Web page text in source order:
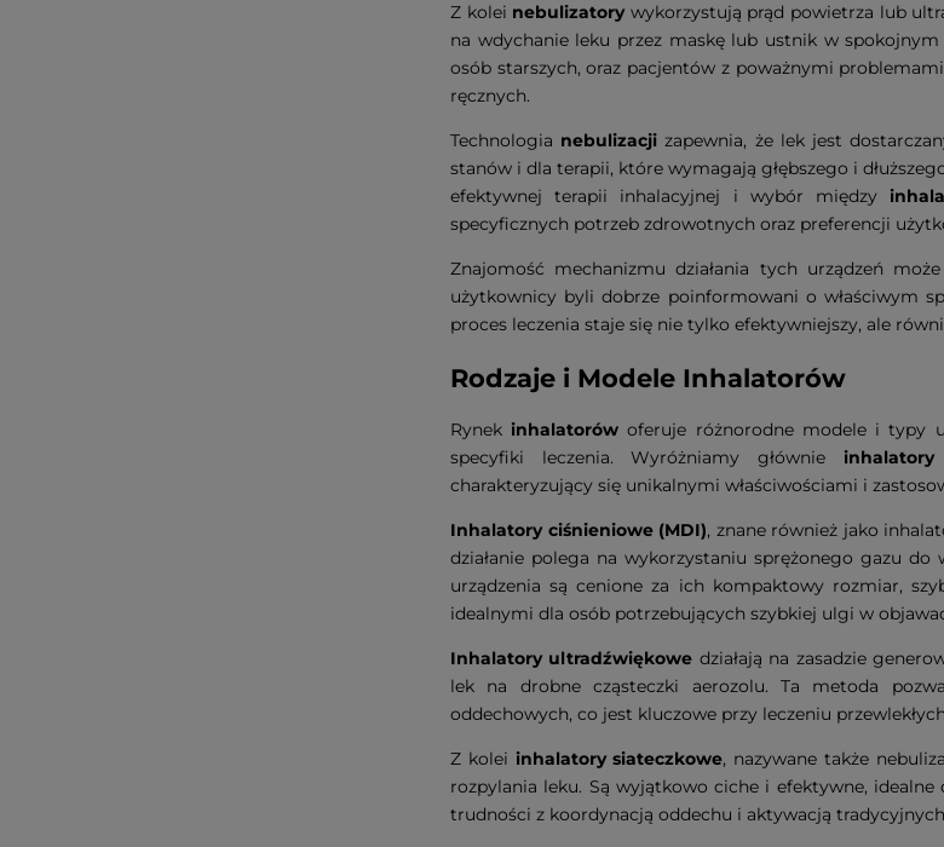
Z kolei nebulizatorywykorzystują prąd powietrza lub
na wdychanie leku przez maskę lub ustnik w
osób starszych, oraz pacjentów z poważnymi
ręcznych.
Technologia nebulizacji zapewnia, że lek jest
stanów i dla terapii, które wymagają głębszego i
efektywnej terapii inhalacyjnej i wybór między
specyficznych potrzeb zdrowotnych oraz preferencji
Znajomość mechanizmu działania tych urządzeń
użytkownicy byli dobrze poinformowani o właściwym
proces leczenia staje się nie tylko efektywniejszy, ale
Rodzaje i Modele Inhalatorów
Rynek inhalatorów oferuje różnorodne modele i typy
specyfiki leczenia. Wyróżniamy głównie inhalatory
charakteryzujący się unikalnymi właściwościami i
Inhalatory ciśnieniowe (MDI), znane również jako
działanie polega na wykorzystaniu sprężonego gazu
urządzenia są cenione za ich kompaktowy rozmiar,
idealnymi dla osób potrzebujących szybkiej ulgi w
Inhalatory ultradźwiękowe działają na zasadzie
lek na drobne cząsteczki aerozolu. Ta metoda
oddechowych, co jest kluczowe przy leczeniu
Z kolei inhalatory siateczkowe, nazywane także
rozpylania leku. Są wyjątkowo ciche i efektywne,
trudności z koordynacją oddechu i aktywacją